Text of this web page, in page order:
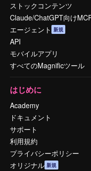
ストックコンテンツ
Claude/ChatGPT向け
エージェント 新規
API
モバイルアプリ
すべてのMagnificツール
はじめに
Academy
ドキュメント
サポート
利用規約
プライバシーポリシー
オリジナル 新規